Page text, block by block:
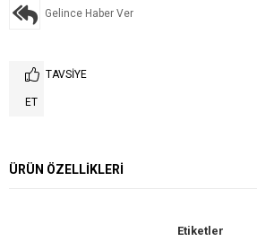
Gelince Haber Ver
TAVSIYE
ET
ÜRÜN ÖZELLIKLERI
Etiketler